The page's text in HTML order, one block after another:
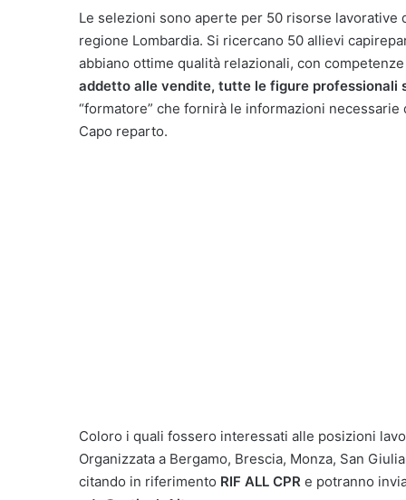
Le selezioni sono aperte per 50 risorse
regione Lombardia. Si ricercano 50 allievi
abbiano ottime qualità relazionali, con
addetto alle vendite, tutte le figure
“formatore” che fornirà le informazioni
Capo reparto.
Coloro i quali fossero interessati alle posizioni
Organizzata a Bergamo, Brescia, Monza, San
citando in riferimento RIF ALL CPR e potranno